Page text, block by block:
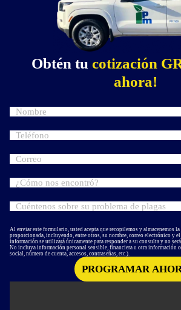
Obtén tu cotización
ahora!
Al enviar este formulario, usted acepta que recopilemos y almacenemos
proporcionada, incluyendo, entre otros, su nombre, correo electrónico y
información se utilizará únicamente para responder a su consulta y no
No incluya información personal sensible, financiera u otra información
social, número de cuenta, accesos, contraseñas, etc.).